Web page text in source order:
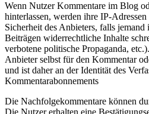
Wenn Nutzer Kommentare im Blog
hinterlassen, werden ihre IP-
Sicherheit des Anbieters, falls
Beiträgen widerrechtliche Inhalte
verbotene politische Propaganda,
Anbieter selbst für den Kommentar
und ist daher an der Identität des
Kommentarabonnements
Die Nachfolgekommentare können